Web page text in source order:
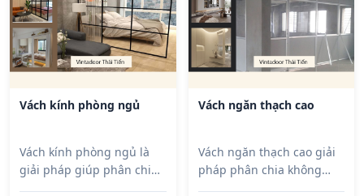
Vách kính phòng ngủ
Vách kính phòng ngủ là
giải pháp giúp phân chia
không gian hiện đại, tạo
Vách ngăn thạch cao
Vách ngăn thạch cao giải
pháp phân chia không
gian nhanh chóng, tiết